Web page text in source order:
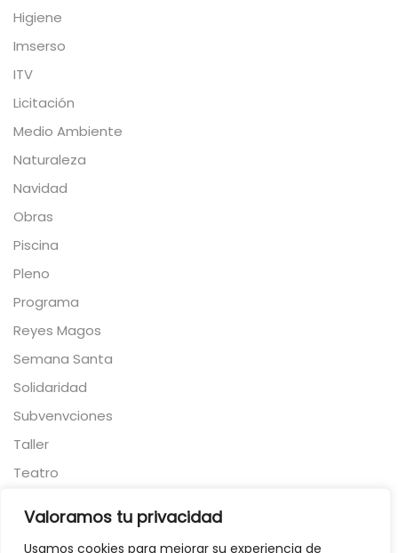
Valoramos tu privacidad
Usamos cookies para mejorar su experiencia de
Higiene
Imserso
ITV
Licitación
Medio Ambiente
Naturaleza
Navidad
Obras
Piscina
Pleno
Programa
Reyes Magos
Semana Santa
Solidaridad
Subvenvciones
Taller
Teatro